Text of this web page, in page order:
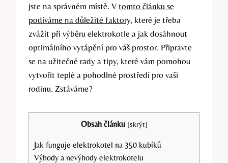
jste na ⁢správném místě. V tomto článku se
podíváme na důležité faktory, které je třeba
zvážit při výběru elektrokotle⁣ a jak dosáhnout⁣
optimálního ​vytápění pro váš prostor. Připravte
se na‍ užitečné rady a tipy, ​které⁤ vám pomohou
vytvořit teplé ⁢a⁤ pohodlné prostředí pro vaši
rodinu. Zstáváme?
Obsah článku [skrýt]
Jak funguje elektrokotel na 350 kubíků
Výhody a nevýhody elektrokotelu